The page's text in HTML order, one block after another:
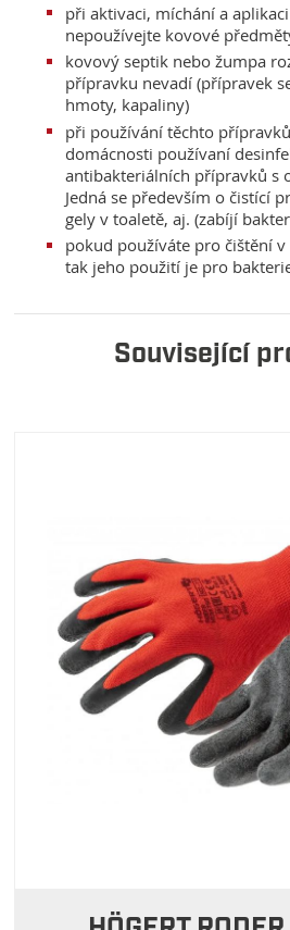
při aktivaci, míchání a
nepoužívejte kovové
kovový septik nebo žumpa
přípravku nevadí (přípravek
hmoty, kapaliny)
při používání těchto
domácnosti používaní
antibakteriálních přípravků s
Jedná se především o čistící
gely v toaletě, aj. (zabíjí
pokud používáte pro čištění
tak jeho použití je pro
Související